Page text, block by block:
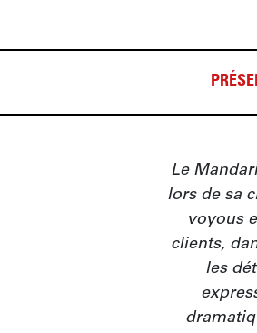
Le
lors de sa
voyous
clients,
les